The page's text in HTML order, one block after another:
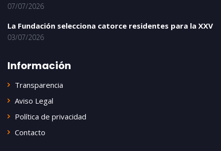
07/07/2026
La Fundación selecciona catorce residentes para la XXV
03/07/2026
Información
Transparencia
Aviso Legal
Política de privacidad
Contacto